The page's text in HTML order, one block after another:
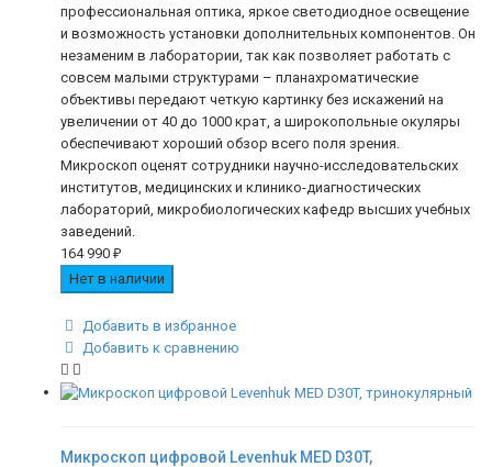
профессиональная оптика, яркое светодиодное освещение
и возможность установки дополнительных компонентов. Он
незаменим в лаборатории, так как позволяет работать с
совсем малыми структурами – планахроматические
объективы передают четкую картинку без искажений на
увеличении от 40 до 1000 крат, а широкопольные окуляры
обеспечивают хороший обзор всего поля зрения.
Микроскоп оценят сотрудники научно-исследовательских
институтов, медицинских и клинико-диагностических
лабораторий, микробиологических кафедр высших учебных
заведений.
164 990 ₽
Нет в наличии
Добавить в избранное
Добавить к сравнению
Микроскоп цифровой Levenhuk MED D30T,